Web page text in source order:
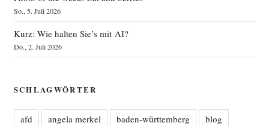
So., 5. Juli 2026
Kurz: Wie halten Sie’s mit AI?
Do., 2. Juli 2026
SCHLAGWÖRTER
afd angela merkel baden-württemberg
blog